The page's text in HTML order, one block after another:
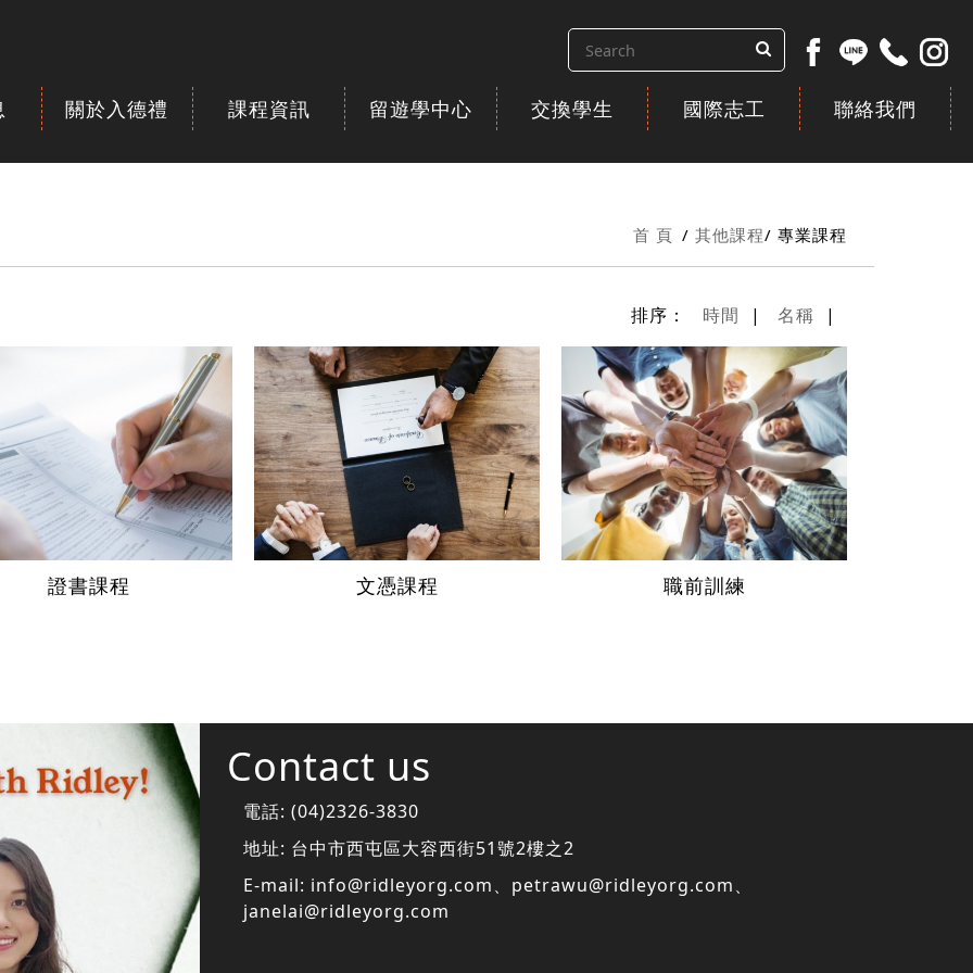
關於入德禮 課程資訊 留遊學中心 交換學生 國際志工 聯絡我們
首 頁 其他課程 專業課程
排序： 時間 | 名稱 |
證書課程 文憑課程 職前訓練
Contact us
電話: (04)2326-3830
地址: 台中市西屯區大容西街51號2樓之2
E-mail: info@ridleyorg.com、 petrawu@ridleyorg.com、
janelai@ridleyorg.com